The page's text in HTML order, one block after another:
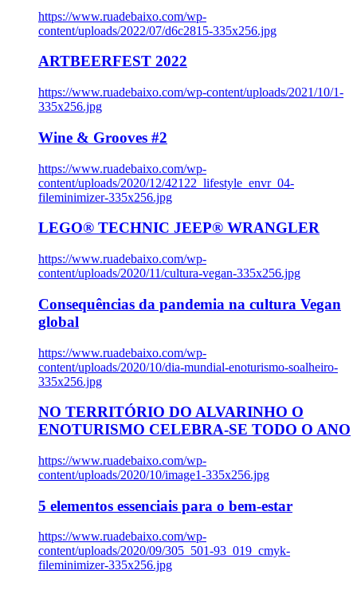
https://www.ruadebaixo.com/wp-
content/uploads/2022/07/d6c2815-335x256.jpg
ARTBEERFEST 2022
https://www.ruadebaixo.com/wp-content/uploads/2021/10/1-
335x256.jpg
Wine & Grooves #2
https://www.ruadebaixo.com/wp-
content/uploads/2020/12/42122_lifestyle_envr_04-
fileminimizer-335x256.jpg
LEGO® TECHNIC JEEP® WRANGLER
https://www.ruadebaixo.com/wp-
content/uploads/2020/11/cultura-vegan-335x256.jpg
Consequências da pandemia na cultura Vegan
global
https://www.ruadebaixo.com/wp-
content/uploads/2020/10/dia-mundial-enoturismo-soalheiro-
335x256.jpg
NO TERRITÓRIO DO ALVARINHO O
ENOTURISMO CELEBRA-SE TODO O ANO
https://www.ruadebaixo.com/wp-
content/uploads/2020/10/image1-335x256.jpg
5 elementos essenciais para o bem-estar
https://www.ruadebaixo.com/wp-
content/uploads/2020/09/305_501-93_019_cmyk-
fileminimizer-335x256.jpg